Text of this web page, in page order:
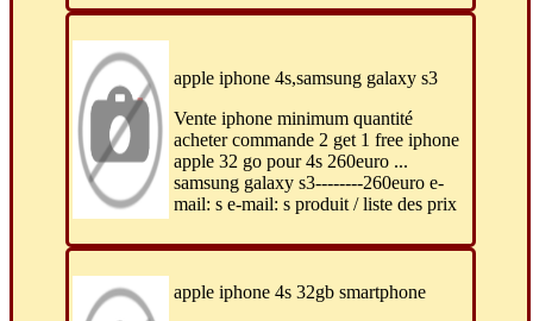
apple iphone 4s,samsung galaxy s3
Vente iphone minimum quantité
acheter commande 2 get 1 free iphone
apple 32 go pour 4s 260euro ...
samsung galaxy s3--------260euro e-
mail: s e-mail: s produit / liste des prix
apple iphone 4s 32gb smartphone